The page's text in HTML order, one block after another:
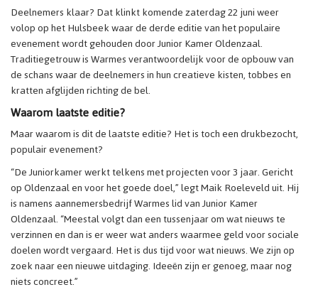
Deelnemers klaar? Dat klinkt komende zaterdag 22 juni weer
volop op het Hulsbeek waar de derde editie van het populaire
evenement wordt gehouden door Junior Kamer Oldenzaal.
Traditiegetrouw is Warmes verantwoordelijk voor de opbouw van
de schans waar de deelnemers in hun creatieve kisten, tobbes en
kratten afglijden richting de bel.
Waarom laatste editie?
Maar waarom is dit de laatste editie? Het is toch een drukbezocht,
populair evenement?
“De Juniorkamer werkt telkens met projecten voor 3 jaar. Gericht
op Oldenzaal en voor het goede doel,” legt Maik Roeleveld uit. Hij
is namens aannemersbedrijf Warmes lid van Junior Kamer
Oldenzaal. “Meestal volgt dan een tussenjaar om wat nieuws te
verzinnen en dan is er weer wat anders waarmee geld voor sociale
doelen wordt vergaard. Het is dus tijd voor wat nieuws. We zijn op
zoek naar een nieuwe uitdaging. Ideeën zijn er genoeg, maar nog
niets concreet.”